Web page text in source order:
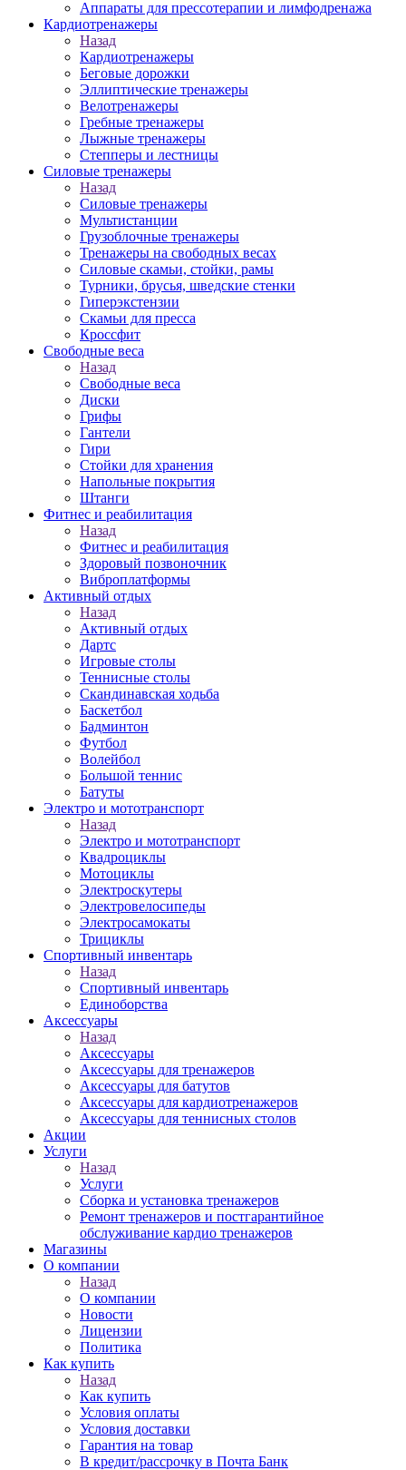
Аппараты для прессотерапии и лимфодренажа
Кардиотренажеры
Назад
Кардиотренажеры
Беговые дорожки
Эллиптические тренажеры
Велотренажеры
Гребные тренажеры
Лыжные тренажеры
Степперы и лестницы
Силовые тренажеры
Назад
Силовые тренажеры
Мультистанции
Грузоблочные тренажеры
Тренажеры на свободных весах
Силовые скамьи, стойки, рамы
Турники, брусья, шведские стенки
Гиперэкстензии
Скамьи для пресса
Кроссфит
Свободные веса
Назад
Свободные веса
Диски
Грифы
Гантели
Гири
Стойки для хранения
Напольные покрытия
Штанги
Фитнес и реабилитация
Назад
Фитнес и реабилитация
Здоровый позвоночник
Виброплатформы
Активный отдых
Назад
Активный отдых
Дартс
Игровые столы
Теннисные столы
Скандинавская ходьба
Баскетбол
Бадминтон
Футбол
Волейбол
Большой теннис
Батуты
Электро и мототранспорт
Назад
Электро и мототранспорт
Квадроциклы
Мотоциклы
Электроскутеры
Электровелосипеды
Электросамокаты
Трициклы
Спортивный инвентарь
Назад
Спортивный инвентарь
Единоборства
Аксессуары
Назад
Аксессуары
Аксессуары для тренажеров
Аксессуары для батутов
Аксессуары для кардиотренажеров
Аксессуары для теннисных столов
Акции
Услуги
Назад
Услуги
Сборка и установка тренажеров
Ремонт тренажеров и постгарантийное
обслуживание кардио тренажеров
Магазины
О компании
Назад
О компании
Новости
Лицензии
Политика
Как купить
Назад
Как купить
Условия оплаты
Условия доставки
Гарантия на товар
В кредит/рассрочку в Почта Банк